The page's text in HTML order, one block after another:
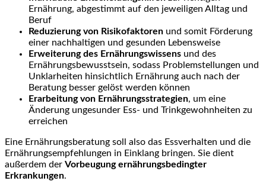
Ernährung, abgestimmt auf den jeweiligen Alltag und
Beruf
Reduzierung von Risikofaktoren und somit Förderung
einer nachhaltigen und gesunden Lebensweise
Erweiterung des Ernährungswissens und des
Ernährungsbewusstsein, sodass Problemstellungen und
Unklarheiten hinsichtlich Ernährung auch nach der
Beratung besser gelöst werden können
Erarbeitung von Ernährungsstrategien, um eine
Änderung ungesunder Ess- und Trinkgewohnheiten zu
erreichen
Eine Ernährungsberatung soll also das Essverhalten und die
Ernährungsempfehlungen in Einklang bringen. Sie dient
außerdem der Vorbeugung ernährungsbedingter
Erkrankungen.